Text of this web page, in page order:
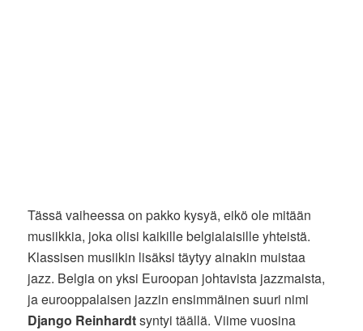
Tässä vaiheessa on pakko kysyä, eikö ole mitään
musiikkia, joka olisi kaikille belgialaisille yhteistä.
Klassisen musiikin lisäksi täytyy ainakin muistaa
jazz. Belgia on yksi Euroopan johtavista jazzmaista,
ja eurooppalaisen jazzin ensimmäinen suuri nimi
Django Reinhardtsyntyi täällä. Viime vuosina